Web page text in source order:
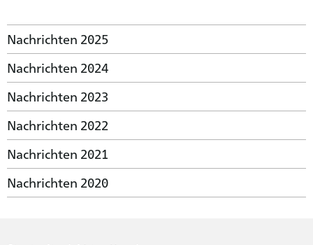
Nachrichten 2025
Nachrichten 2024
Nachrichten 2023
Nachrichten 2022
Nachrichten 2021
Nachrichten 2020